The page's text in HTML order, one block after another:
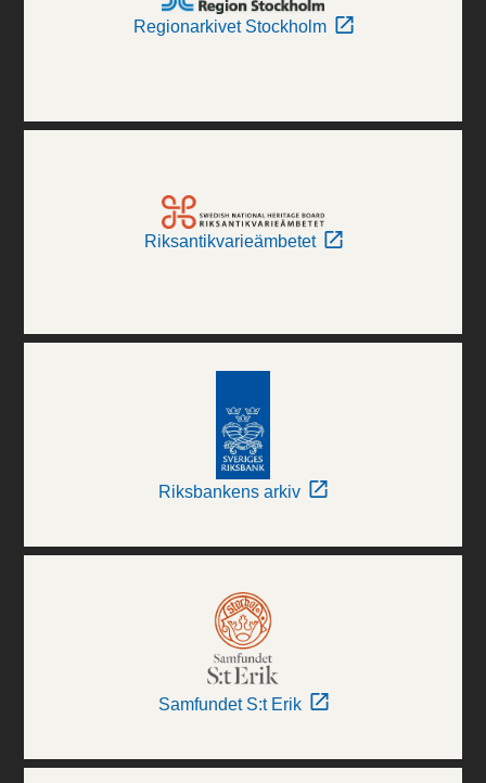
Regionarkivet Stockholm
Riksantikvarieämbetet
Riksbankens arkiv
Samfundet S:t Erik